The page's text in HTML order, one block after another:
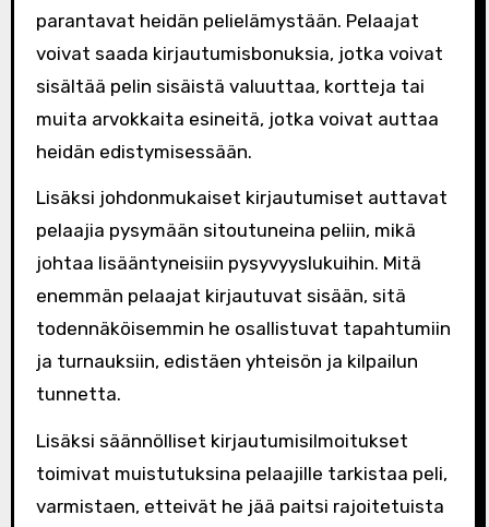
parantavat heidän pelielämystään. Pelaajat
voivat saada kirjautumisbonuksia, jotka voivat
sisältää pelin sisäistä valuuttaa, kortteja tai
muita arvokkaita esineitä, jotka voivat auttaa
heidän edistymisessään.
Lisäksi johdonmukaiset kirjautumiset auttavat
pelaajia pysymään sitoutuneina peliin, mikä
johtaa lisääntyneisiin pysyvyyslukuihin. Mitä
enemmän pelaajat kirjautuvat sisään, sitä
todennäköisemmin he osallistuvat tapahtumiin
ja turnauksiin, edistäen yhteisön ja kilpailun
tunnetta.
Lisäksi säännölliset kirjautumisilmoitukset
toimivat muistutuksina pelaajille tarkistaa peli,
varmistaen, etteivät he jää paitsi rajoitetuista